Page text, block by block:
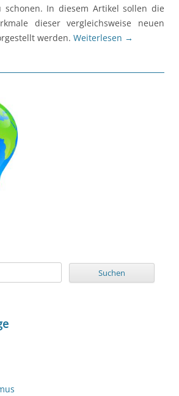
schonen. In diesem Artikel sollen die
dieser vergleichsweise neuen
werden. Weiterlesen →